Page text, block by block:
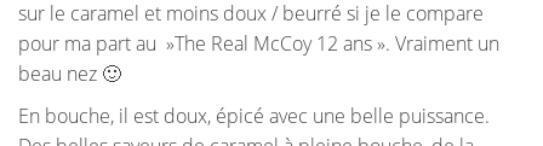
sur le caramel et moins doux / beurré si je le compare
pour ma part au »The Real McCoy 12 ans ». Vraiment un
beau nez 🙂
En bouche, il est doux, épicé avec une belle puissance.